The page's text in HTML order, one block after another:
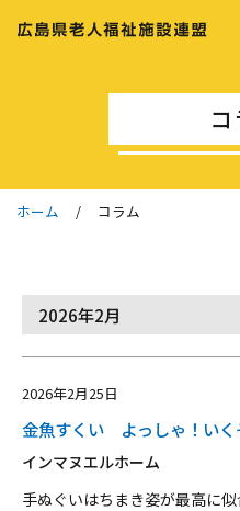
ホーム コラム
2026年2月
2026年2月25日
金魚すくい よっしゃ！いく
インマヌエルホーム
手ぬぐいはちまき姿が最高に